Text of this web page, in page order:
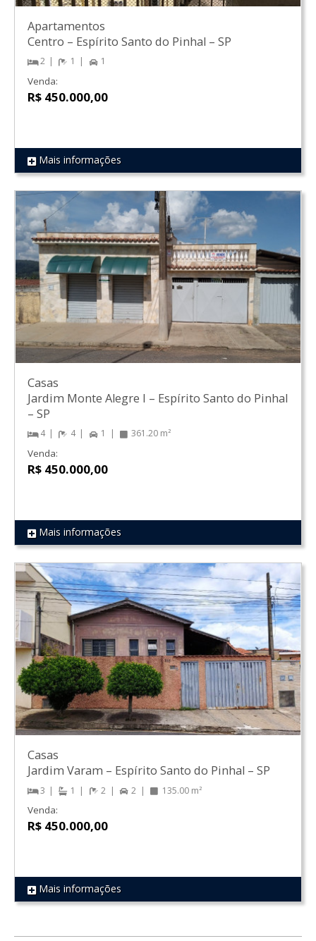
REF 1603
Apartamentos
Centro – Espírito Santo do Pinhal – SP
2 1 1
Venda:
R$ 450.000,00
Mais informações
REF 1593
Casas
Jardim Monte Alegre I – Espírito Santo do Pinhal
– SP
4 4 1 361.20 m²
Venda:
R$ 450.000,00
Mais informações
REF 1443
Casas
Jardim Varam – Espírito Santo do Pinhal – SP
3 1 2 2 135.00 m²
Venda:
R$ 450.000,00
Mais informações